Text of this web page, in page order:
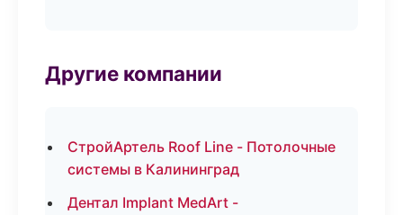
Другие компании
СтройАртель Roof Line - Потолочные
системы в Калининград
Дентал Implant MedArt -